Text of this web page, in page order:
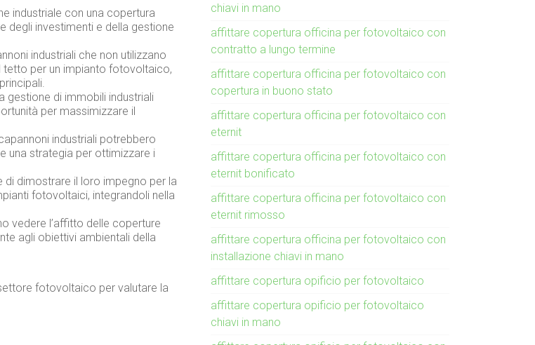
industriale con una copertura
degli investimenti e della gestione
industriali che non utilizzano
per un impianto fotovoltaico,
gestione di immobili industriali
per massimizzare il
industriali potrebbero
una strategia per ottimizzare i
di dimostrare il loro impegno per la
fotovoltaici, integrandoli nella
vedere l’affitto delle coperture
agli obiettivi ambientali della
fotovoltaico per valutare la
chiavi in mano
affittare copertura officina per fotovoltaico con
contratto a lungo termine
affittare copertura officina per fotovoltaico con
copertura in buono stato
affittare copertura officina per fotovoltaico con
eternit
affittare copertura officina per fotovoltaico con
eternit bonificato
affittare copertura officina per fotovoltaico con
eternit rimosso
affittare copertura officina per fotovoltaico con
installazione chiavi in mano
affittare copertura opificio per fotovoltaico
affittare copertura opificio per fotovoltaico
chiavi in mano